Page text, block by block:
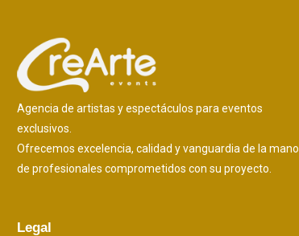
Agencia de artistas y espectáculos para eventos
exclusivos.
Ofrecemos excelencia, calidad y vanguardia de la mano
de profesionales comprometidos con su proyecto.
Legal